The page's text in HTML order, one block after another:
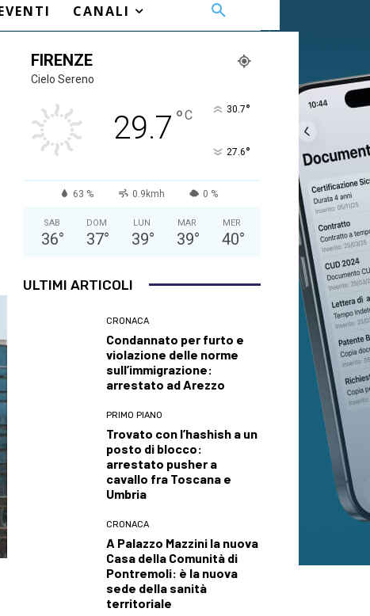
CANALI
FIRENZE
Cielo Sereno
29.7 °C 30.7°
27.6°
63 % 0.9kmh 0 %
SAB
36°
DOM
37°
LUN
39°
MAR
39°
MER
40°
ULTIMI ARTICOLI
CRONACA
Condannato per furto e
violazione delle norme
sull’immigrazione:
arrestato ad Arezzo
PRIMO PIANO
Trovato con l’hashish a un
posto di blocco:
arrestato pusher a
cavallo fra Toscana e
Umbria
CRONACA
A Palazzo Mazzini la nuova
Casa della Comunità di
Pontremoli: è la nuova
sede della sanità
territoriale